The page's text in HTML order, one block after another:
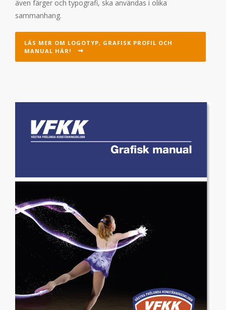
även färger och typografi, ska användas i olika
sammanhang.
LÄS MER OM LOGOTYP, GRAFISK PROFIL OCH
MANUAL HÄR!